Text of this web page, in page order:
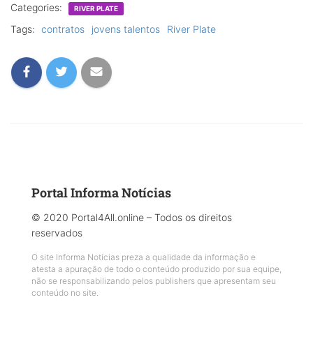
Categories: RIVER PLATE
Tags: contratos jovens talentos River Plate
Portal Informa Notícias
© 2020 Portal4All.online – Todos os direitos
reservados
O site Informa Notícias preza a qualidade da informação e
atesta a apuração de todo o conteúdo produzido por sua equipe,
não se responsabilizando pelos publishers que apresentam seu
conteúdo no site.